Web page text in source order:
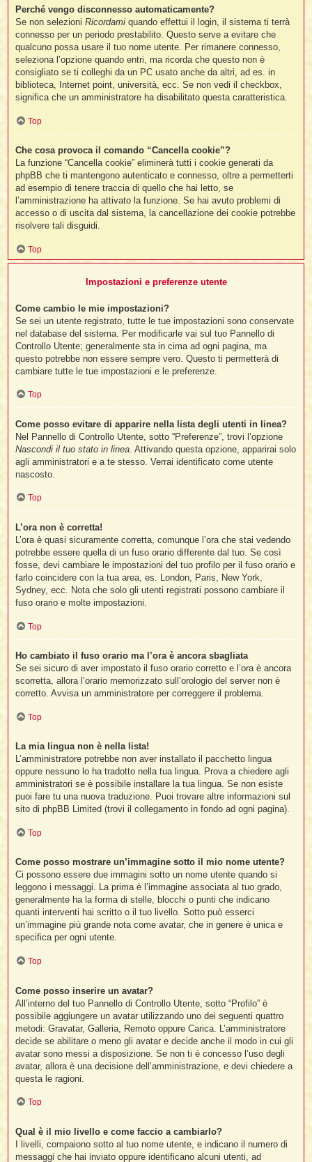
i
Perché vengo disconnesso automaticamente?
Se non selezioniRicordami quando effettui il login, il sistema ti terrà
connesso per un periodo prestabilito. Questo serve a evitare che
qualcuno possa usare il tuo nome utente. Per rimanere connesso,
seleziona l’opzione quando entri, ma ricorda che questo non è
consigliato se ti colleghi da un PC usato anche da altri, ad es. in
biblioteca, Internet point, università, ecc. Se non vedi il checkbox,
significa che un amministratore ha disabilitato questa caratteristica.
Top
Che cosa provoca il comando “Cancella cookie”?
La funzione “Cancella cookie” eliminerà tutti i cookie generati da
phpBB che ti mantengono autenticato e connesso, oltre a permetterti
ad esempio di tenere traccia di quello che hai letto, se
l’amministrazione ha attivato la funzione. Se hai avuto problemi di
accesso o di uscita dal sistema, la cancellazione dei cookie potrebbe
risolvere tali disguidi.
Top
Impostazioni e preferenze utente
Come cambio le mie impostazioni?
Se sei un utente registrato, tutte le tue impostazioni sono conservate
nel database del sistema. Per modificarle vai sul tuo Pannello di
Controllo Utente; generalmente sta in cima ad ogni pagina, ma
questo potrebbe non essere sempre vero. Questo ti permetterà di
cambiare tutte le tue impostazioni e le preferenze.
Top
Come posso evitare di apparire nella lista degli utenti in linea?
Nel Pannello di Controllo Utente, sotto “Preferenze”, trovi l’opzione
Nascondi il tuo stato in linea . Attivando questa opzione, apparirai solo
agli amministratori e a te stesso. Verrai identificato come utente
nascosto.
Top
L’ora non è corretta!
L’ora è quasi sicuramente corretta, comunque l’ora che stai vedendo
potrebbe essere quella di un fuso orario differente dal tuo. Se così
fosse, devi cambiare le impostazioni del tuo profilo per il fuso orario e
farlo coincidere con la tua area, es. London, Paris, New York,
Sydney, ecc. Nota che solo gli utenti registrati possono cambiare il
fuso orario e molte impostazioni.
Top
Ho cambiato il fuso orario ma l’ora è ancora sbagliata
Se sei sicuro di aver impostato il fuso orario corretto e l’ora è ancora
scorretta, allora l’orario memorizzato sull’orologio del server non è
corretto. Avvisa un amministratore per correggere il problema.
Top
La mia lingua non è nella lista!
L’amministratore potrebbe non aver installato il pacchetto lingua
oppure nessuno lo ha tradotto nella tua lingua. Prova a chiedere agli
amministratori se è possibile installare la tua lingua. Se non esiste
puoi fare tu una nuova traduzione. Puoi trovare altre informazioni sul
sito di phpBB Limited (trovi il collegamento in fondo ad ogni pagina).
Top
Come posso mostrare un’immagine sotto il mio nome utente?
Ci possono essere due immagini sotto un nome utente quando si
leggono i messaggi. La prima è l’immagine associata al tuo grado,
generalmente ha la forma di stelle, blocchi o punti che indicano
quanti interventi hai scritto o il tuo livello. Sotto può esserci
un’immagine più grande nota come avatar, che in genere è unica e
specifica per ogni utente.
Top
Come posso inserire un avatar?
All’interno del tuo Pannello di Controllo Utente, sotto “Profilo” è
possibile aggiungere un avatar utilizzando uno dei seguenti quattro
metodi: Gravatar, Galleria, Remoto oppure Carica. L’amministratore
decide se abilitare o meno gli avatar e decide anche il modo in cui gli
avatar sono messi a disposizione. Se non ti è concesso l’uso degli
avatar, allora è una decisione dell’amministrazione, e devi chiedere a
questa le ragioni.
Top
Qual è il mio livello e come faccio a cambiarlo?
I livelli, compaiono sotto al tuo nome utente, e indicano il numero di
messaggi che hai inviato oppure identificano alcuni utenti, ad